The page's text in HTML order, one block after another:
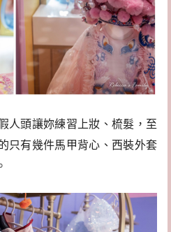
人頭讓妳練習上妝、梳髮，至
只有幾件馬甲背心、西裝外套